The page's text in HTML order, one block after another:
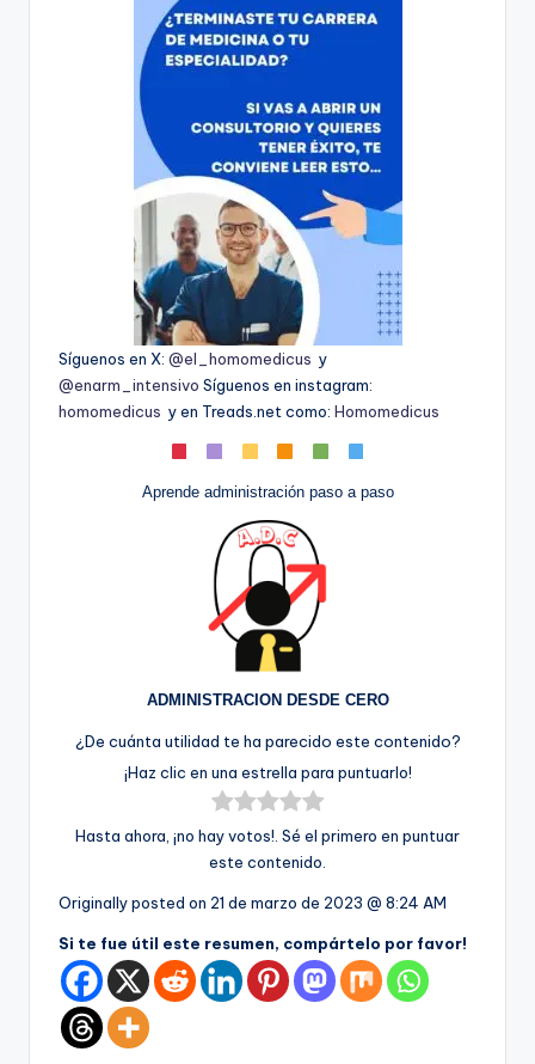
Síguenos en X: @el_homomedicus y
@enarm_intensivo Síguenos en instagram:
homomedicus y en Treads.net como: Homomedicus
Aprende administración paso a paso
ADMINISTRACION DESDE CERO
¿De cuánta utilidad te ha parecido este contenido?
¡Haz clic en una estrella para puntuarlo!
Hasta ahora, ¡no hay votos!. Sé el primero en puntuar
este contenido.
Originally posted on 21 de marzo de 2023 @ 8:24 AM
Si te fue útil este resumen, compártelo por favor!